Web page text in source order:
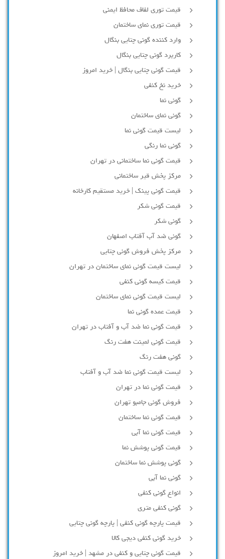
قیمت توری لفاف محافظ ایمنی
قیمت توری نمای ساختمان
وارد کننده گونی چتایی بنگال
کاربرد گونی چتایی بنگال
قیمت گونی چتایی بنگال | خرید امروز
خرید نخ کنفی
گونی نما
گونی نمای ساختمان
لیست قیمت گونی نما
گونی نما رنگی
قیمت گونی نما ساختمانی در تهران
مرکز پخش قیر ساختمانی
قیمت گونی پینک | خرید مستقیم کارخانه
قیمت گونی شکر
گونی شکر
گونی ضد آب آفتاب اصفهان
مرکز پخش فروش گونی چتایی
لیست قیمت گونی نمای ساختمان در تهران
قیمت کیسه گونی کنفی
لیست قیمت گونی نمای ساختمان
قیمت عمده گونی نما
قیمت گونی نما ضد آب و آفتاب در تهران
قیمت گونی لمینت هفت رنگ
گونی هفت رنگ
لیست قیمت گونی نما ضد آب و آفتاب
قیمت گونی نما در تهران
فروش گونی جامبو تهران
قیمت گونی نما ساختمان
قیمت گونی نما آبی
قیمت گونی پوشش نما
گونی پوشش نما ساختمان
گونی نما آبی
انواع گونی کنفی
گونی کنفی متری
قیمت پارچه گونی کنفی | پارچه گونی چتایی
خرید گونی کنفی دیجی کالا
قیمت گونی چتایی و کنفی در مشهد | خرید امروز